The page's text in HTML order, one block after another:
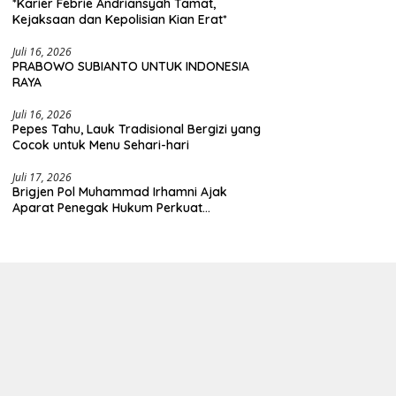
*Karier Febrie Andriansyah Tamat,
Kejaksaan dan Kepolisian Kian Erat*
Juli 16, 2026
PRABOWO SUBIANTO UNTUK INDONESIA
RAYA
Juli 16, 2026
Pepes Tahu, Lauk Tradisional Bergizi yang
Cocok untuk Menu Sehari-hari
Juli 17, 2026
Brigjen Pol Muhammad Irhamni Ajak
Aparat Penegak Hukum Perkuat